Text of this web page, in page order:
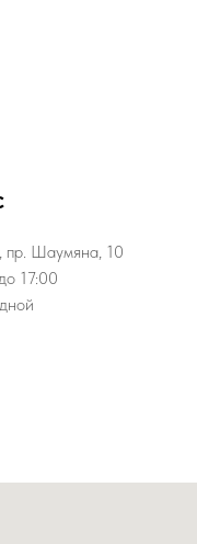
пр. Шаумяна, 10
17:00